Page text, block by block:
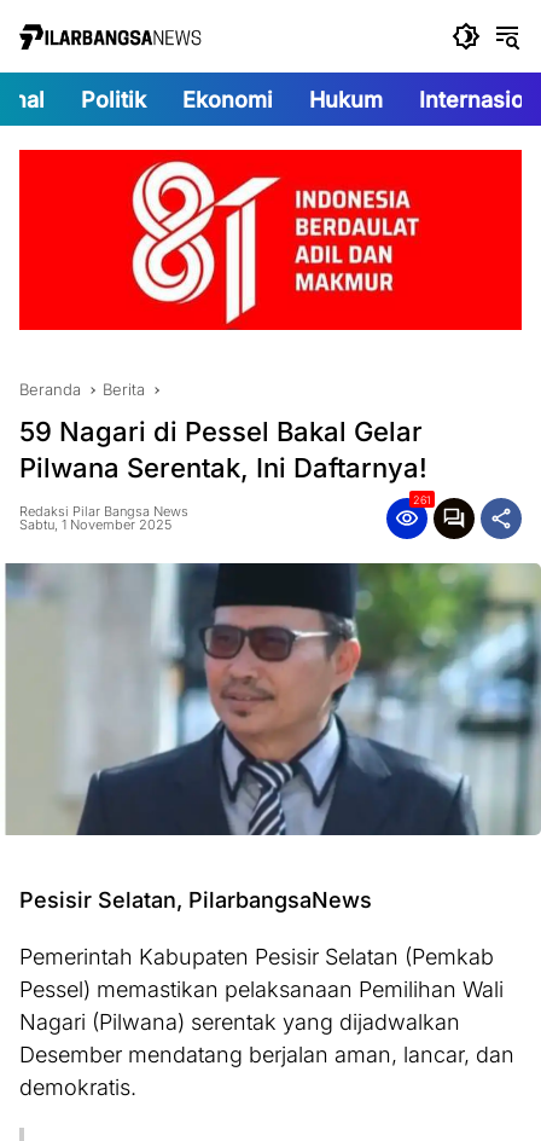
Politik Ekonomi Hukum
Beranda Berita
59 Nagari di Pessel Bakal Gelar
Pilwana Serentak, Ini Daftarnya!
Redaksi Pilar Bangsa News
Sabtu, 1 November 2025
261
Pesisir Selatan, PilarbangsaNews
Pemerintah Kabupaten Pesisir Selatan (Pemkab
Pessel) memastikan pelaksanaan Pemilihan Wali
Nagari (Pilwana) serentak yang dijadwalkan
Desember mendatang berjalan aman, lancar, dan
demokratis.